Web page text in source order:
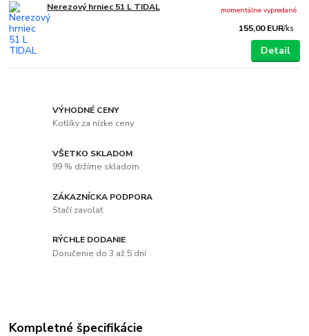
Nerezový hrniec 51 L TIDAL
155,00 EUR/ks
momentálne vypredané
Detail
VÝHODNÉ CENY
Kotlíky za nízke ceny
VŠETKO SKLADOM
99 % držíme skladom
ZÁKAZNÍCKA PODPORA
Stačí zavolať
RÝCHLE DODANIE
Doručenie do 3 až 5 dní
Kompletné špecifikácie